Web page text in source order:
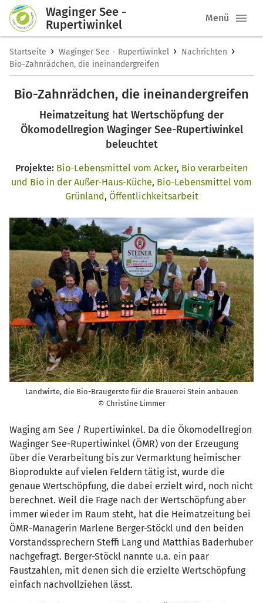
Waginger See -
Rupertiwinkel
Menü
Startseite › Waginger See - Rupertiwinkel › Nachrichten ›
Bio-Zahnrädchen, die ineinandergreifen
Bio-Zahnrädchen, die ineinandergreifen
Heimatzeitung hat Wertschöpfung der
Ökomodellregion Waginger See-Rupertiwinkel
beleuchtet
Projekte: Bio-Lebensmittel vom Acker, Bio verarbeiten
und Bio in der Außer-Haus-Küche, Bio-Lebensmittel vom
Grünland, Öffentlichkeitsarbeit
Landwirte, die Bio-Braugerste für die Brauerei Stein anbauen
© Christine Limmer
Waging am See / Rupertiwinkel. Da die Ökomodellregion
Waginger See-Rupertiwinkel (ÖMR) von der Erzeugung
über die Verarbeitung bis zur Vermarktung heimischer
Bioprodukte auf vielen Feldern tätig ist, wurde die
genaue Wertschöpfung, die dabei erzielt wird, noch nicht
berechnet. Weil die Frage nach der Wertschöpfung aber
immer wieder im Raum steht, hat die Heimatzeitung bei
ÖMR-Managerin Marlene Berger-Stöckl und den beiden
Vorstandssprechern Steffi Lang und Matthias Baderhuber
nachgefragt. Berger-Stöckl nannte u.a. ein paar
Faustzahlen, mit denen sich die erzielte Wertschöpfung
einfach nachvollziehen lässt.